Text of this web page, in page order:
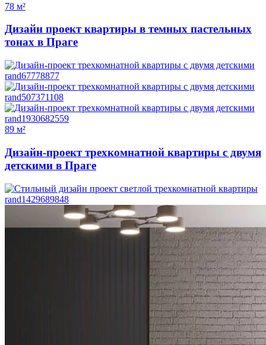
78 м²
Дизайн проект квартиры в темных пастельных
тонах в Праге
89 м²
Дизайн-проект трехкомнатной квартиры с двумя
детскими в Праге